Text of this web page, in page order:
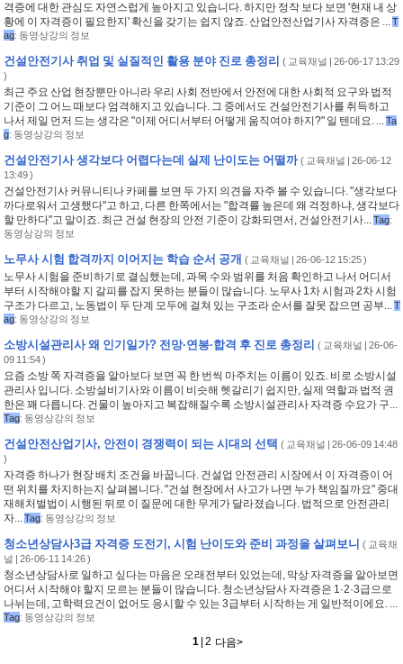
격증에 대한 관심도 자연스럽게 높아지고 있습니다. 하지만 정작 보다 보면 '현재 내 상
황에 이 자격증이 필요한지' 확신을 갖기는 쉽지 않죠. 산업안전산업기사 자격증은 ...T
ag: 동영상강의 정보
건설안전기사 취업 및 실질적인 활용 분야 진로 총정리 ( 교육채널 | 26-06-17 13:29
)
최근 주요 산업 현장뿐만 아니라 우리 사회 전반에서 안전에 대한 사회적 요구와 법적
기준이 그 어느 때보다 엄격해지고 있습니다. 그 중에서도 건설안전기사를 취득하고
나서 제일 먼저 드는 생각은 "이제 어디서부터 어떻게 움직여야 하지?" 일 텐데요. ...Ta
g: 동영상강의 정보
건설안전기사 생각보다 어렵다는데 실제 난이도는 어떨까 ( 교육채널 | 26-06-12
13:49 )
건설안전기사 커뮤니티나 카페를 보면 두 가지 의견을 자주 볼 수 있습니다. "생각보다
까다로워서 고생했다"고 하고, 다른 한쪽에서는 "합격률 높은데 왜 걱정하냐, 생각보다
할 만하다"고 말이죠. 최근 건설 현장의 안전 기준이 강화되면서, 건설안전기사...Tag:
동영상강의 정보
노무사 시험 합격까지 이어지는 학습 순서 공개 ( 교육채널 | 26-06-12 15:25 )
노무사 시험을 준비하기로 결심했는데, 과목 수와 범위를 처음 확인하고 나서 어디서
부터 시작해야할 지 갈피를 잡지 못하는 분들이 많습니다. 노무사 1차 시험과 2차 시험
구조가 다르고, 노동법이 두 단계 모두에 걸쳐 있는 구조라 순서를 잘못 잡으면 공부...T
ag: 동영상강의 정보
소방시설관리사 왜 인기일가? 전망·연봉·합격 후 진로 총정리 ( 교육채널 | 26-06-
09 11:54 )
요즘 소방 쪽 자격증을 알아보다 보면 꼭 한 번씩 마주치는 이름이 있죠. 비로 소방시설
관리사 입니다. 소방설비기사와 이름이 비슷해 헷갈리기 쉽지만, 실제 역할과 법적 권
한은 꽤 다릅니다. 건물이 높아지고 복잡해질수록 소방시설관리사 자격증 수요가 구...
Tag: 동영상강의 정보
건설안전산업기사, 안전이 경쟁력이 되는 시대의 선택 ( 교육채널 | 26-06-09 14:48
)
자격증 하나가 현장 배치 조건을 바꿉니다. 건설업 안전관리 시장에서 이 자격증이 어
떤 위치를 차지하는지 살펴봅니다. "건설 현장에서 사고가 나면 누가 책임질까요" 중대
재해처벌법이 시행된 뒤로 이 질문에 대한 무게가 달라졌습니다. 법적으로 안전관리
자...Tag: 동영상강의 정보
청소년상담사3급 자격증 도전기, 시험 난이도와 준비 과정을 살펴보니 ( 교육채
널 | 26-06-11 14:26 )
청소년상담사로 일하고 싶다는 마음은 오래전부터 있었는데, 막상 자격증을 알아보면
어디서 시작해야 할지 모르는 분들이 많습니다. 청소년상담사 자격증은 1·2·3급으로
나뉘는데, 고학력요건이 없어도 응시할 수 있는 3급부터 시작하는 게 일반적이에요. ...
Tag: 동영상강의 정보
1| 2 다음>